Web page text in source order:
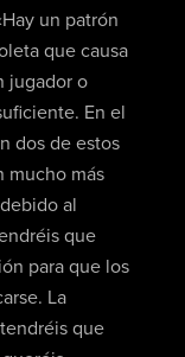
un patrón
que causa
jugador o
En el
dos de estos
mucho más
al
que
para que los
La
que